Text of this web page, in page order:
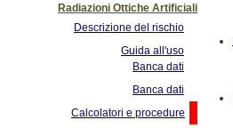
Radiazioni Ottiche Artificiali
Descrizione del rischio
Guida all'uso
Banca dati
Banca dati
Calcolatori e procedure